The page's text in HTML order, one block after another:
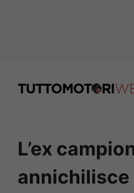
L’ex
annichilisce